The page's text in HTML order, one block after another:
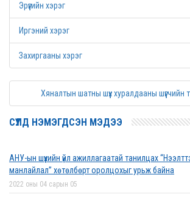
Эрүүгийн хэрэг
Иргэний хэрэг
Захиргааны хэрэг
Хяналтын шатны шүүх хуралдааны шүүгчийн
СҮҮЛД НЭМЭГДСЭН МЭДЭЭ
АНУ-ын шүүхийн үйл ажиллагаатай танилцах
манлайлал” хөтөлбөрт оролцохыг урьж байна
2022 оны 04 сарын 05